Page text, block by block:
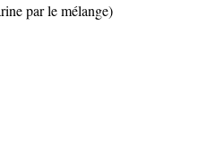
par le mélange)